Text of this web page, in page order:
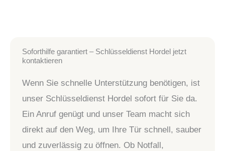
Soforthilfe garantiert – Schlüsseldienst Hordel jetzt
kontaktieren
Wenn Sie schnelle Unterstützung benötigen, ist
unser Schlüsseldienst Hordel sofort für Sie da.
Ein Anruf genügt und unser Team macht sich
direkt auf den Weg, um Ihre Tür schnell, sauber
und zuverlässig zu öffnen. Ob Notfall,